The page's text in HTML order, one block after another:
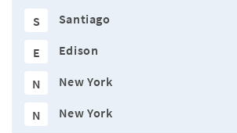
S Santiago
E Edison
N New York
N New York